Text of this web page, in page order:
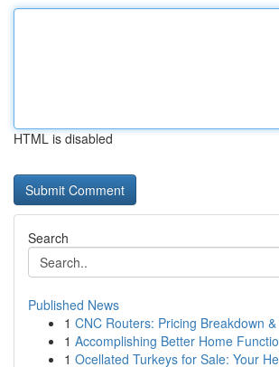
HTML is disabled
Search
Published News
1 CNC Routers: Pricing Breakdown
1 Accomplishing Better Home
1 Ocellated Turkeys for Sale: Your